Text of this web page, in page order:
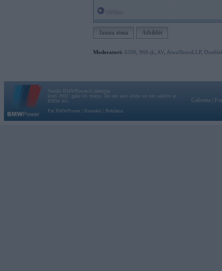
Jauna tēma Atbildēt
Moderatori: 6500 968-jk AV AiwaShuraLLP,
Vortāls BMWPower.lv darbojas
kopš 2002. gada 14. maija. Tas nav auto klubs un nav saistīts ar
BMW AG.
Par BMWPower
Kontakti Reklāma
Galvena